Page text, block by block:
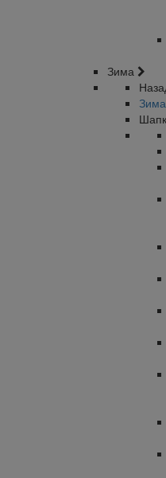
Зима
Зима